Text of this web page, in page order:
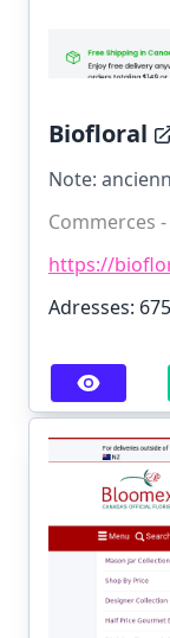
Biofloral
Note:
Commerces
https://
Adresses: